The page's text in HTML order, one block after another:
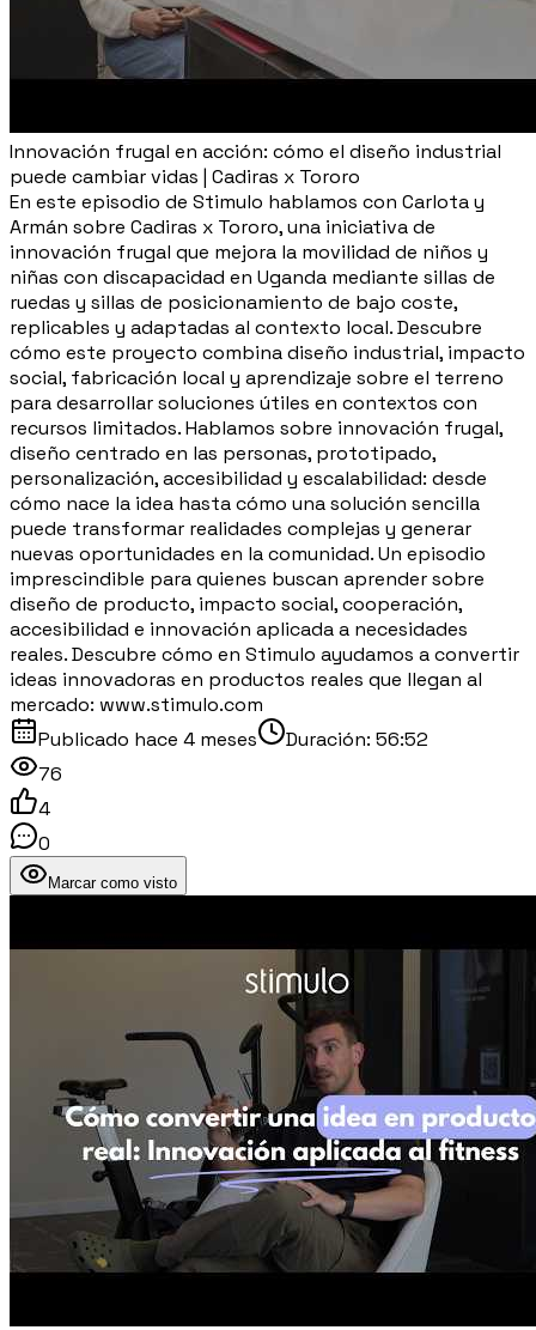
Innovación frugal en acción: cómo el diseño industrial
puede cambiar vidas | Cadiras x Tororo
En este episodio de Stimulo hablamos con Carlota y
Armán sobre Cadiras x Tororo, una iniciativa de
innovación frugal que mejora la movilidad de niños y
niñas con discapacidad en Uganda mediante sillas de
ruedas y sillas de posicionamiento de bajo coste,
replicables y adaptadas al contexto local. Descubre
cómo este proyecto combina diseño industrial, impacto
social, fabricación local y aprendizaje sobre el terreno
para desarrollar soluciones útiles en contextos con
recursos limitados. Hablamos sobre innovación frugal,
diseño centrado en las personas, prototipado,
personalización, accesibilidad y escalabilidad: desde
cómo nace la idea hasta cómo una solución sencilla
puede transformar realidades complejas y generar
nuevas oportunidades en la comunidad. Un episodio
imprescindible para quienes buscan aprender sobre
diseño de producto, impacto social, cooperación,
accesibilidad e innovación aplicada a necesidades
reales. Descubre cómo en Stimulo ayudamos a convertir
ideas innovadoras en productos reales que llegan al
mercado: www.stimulo.com
Publicado hace 4 meses Duración: 56:52
76
4
0
Marcar como visto